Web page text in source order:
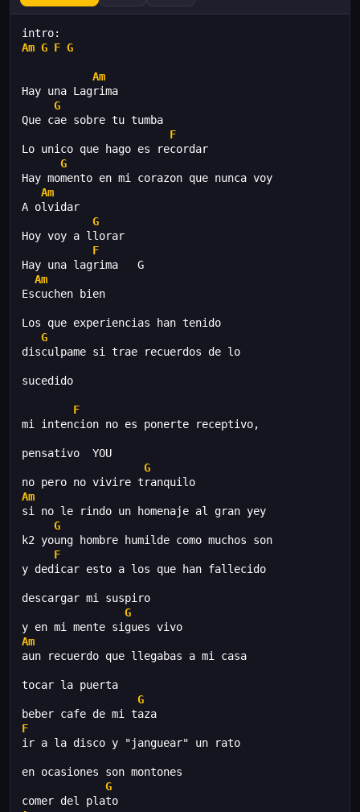
intro:
Am G F G
Am
Hay una Lagrima
G
Que cae sobre tu tumba
F
Lo unico que hago es recordar
G
Hay momento en mi corazon que nunca voy
Am
A olvidar
G
Hoy voy a llorar
F
Hay una lagrima   G
Am
Escuchen bien
Los que experiencias han tenido
G
disculpame si trae recuerdos de lo
sucedido
F
mi intencion no es ponerte receptivo,
pensativo  YOU
G
no pero no vivire tranquilo
Am
si no le rindo un homenaje al gran yey
G
k2 young hombre humilde como muchos son
F
y dedicar esto a los que han fallecido
descargar mi suspiro
G
y en mi mente sigues vivo
Am
aun recuerdo que llegabas a mi casa
tocar la puerta
G
beber cafe de mi taza
F
ir a la disco y "janguear" un rato
en ocasiones son montones
G
comer del plato